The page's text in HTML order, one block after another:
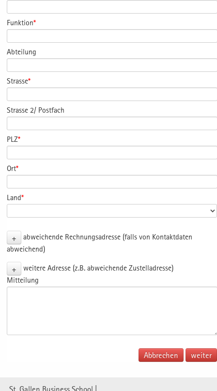
Funktion*
Abteilung
Strasse*
Strasse 2/ Postfach
PLZ*
Ort*
Land*
+
abweichende Rechnungsadresse (falls von Kontaktdaten
abweichend)
+
weitere Adresse (z.B. abweichende Zustelladresse)
Mitteilung
Abbrechen
St. Gallen Business School |